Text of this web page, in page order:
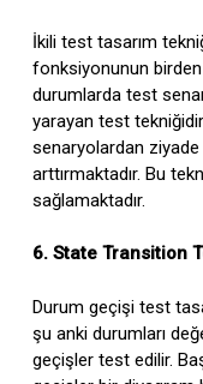
İkili test tasarım
fonksiyonunun
durumlarda test
yarayan test
senaryolardan
arttırmaktadır. Bu
sağlamaktadır.
6. State Transition
Durum geçişi test
şu anki durumları
geçişler test edilir.